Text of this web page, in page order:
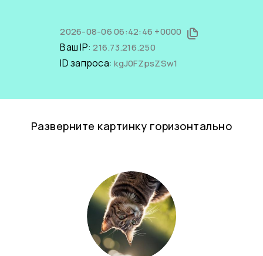
2026-08-06 06:42:46 +0000
Ваш IP:216.73.216.250
ID запроса:kgJ0FZpsZSw1
Разверните картинку горизонтально